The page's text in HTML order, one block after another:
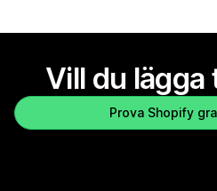
Vill du lägga
Prova Shopify